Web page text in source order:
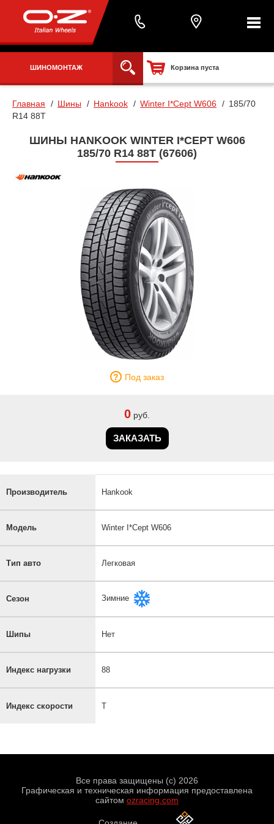
ШИНОМОНТАЖ Корзина пуста
Главная Шины Hankook Winter I*Cept W606
185/70
R14 88T
ШИНЫ HANKOOK WINTER I*CEPT W606
185/70 R14 88T (67606)
Под заказ
0 руб.
ЗАКАЗАТЬ
Производитель Hankook
Модель Winter I*Cept W606
Тип авто Легковая
Сезон Зимние
Шипы Нет
Индекс нагрузки 88
Индекс скорости T
Все права защищены (с) 2026
Графическая и техническая информация предоставлена
сайтом ozracing.com